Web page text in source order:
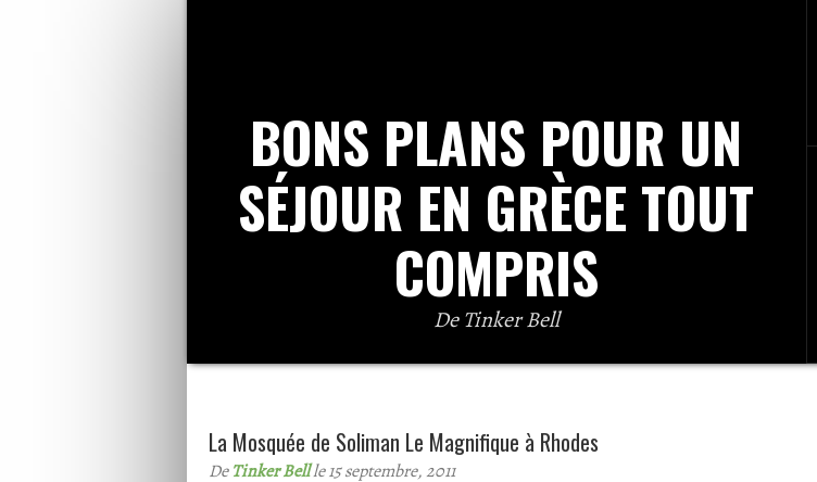
BONS PLANS POUR UN
SÉJOUR EN GRÈCE TOUT
COMPRIS
De Tinker Bell
variable selon la période de votre séjour bien sûr, mais également si vous le
La Mosquée de Soliman Le Magnifique à Rhodes
DeTinker Bellle 15 septembre, 2011